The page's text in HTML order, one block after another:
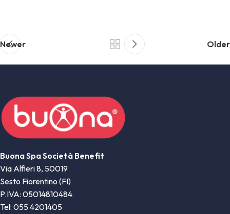
Newer Older
Buona Spa Società Benefit
Via Alfieri 8, 50019
Sesto Fiorentino (FI)
P.IVA: 05014810484
Tel: 055 4201405